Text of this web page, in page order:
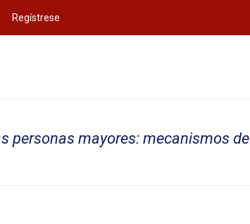
Regístrese
personas mayores: mecanismos de